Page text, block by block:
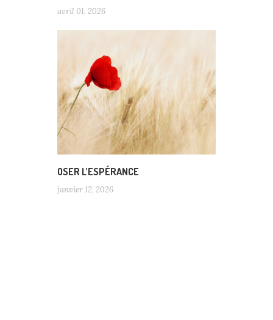
avril 01, 2026
OSER L’ESPÉRANCE
janvier 12, 2026